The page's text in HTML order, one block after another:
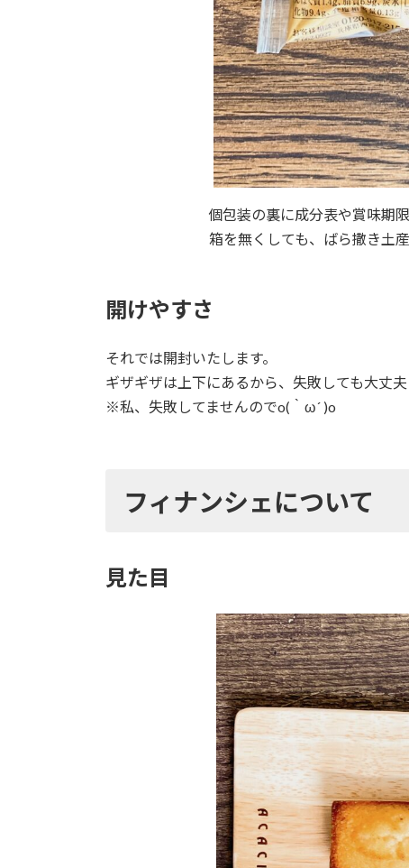
個包装の裏に成分表や賞味期
箱を無くしても、ばら撒き土
開けやすさ
それでは開封いたします。
ギザギザは上下にあるから、失敗しても大丈夫
※私、失敗してませんのでo(｀ω´ )o
フィナンシェについて
見た目